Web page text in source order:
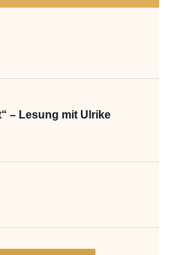
– Lesung mit Ulrike